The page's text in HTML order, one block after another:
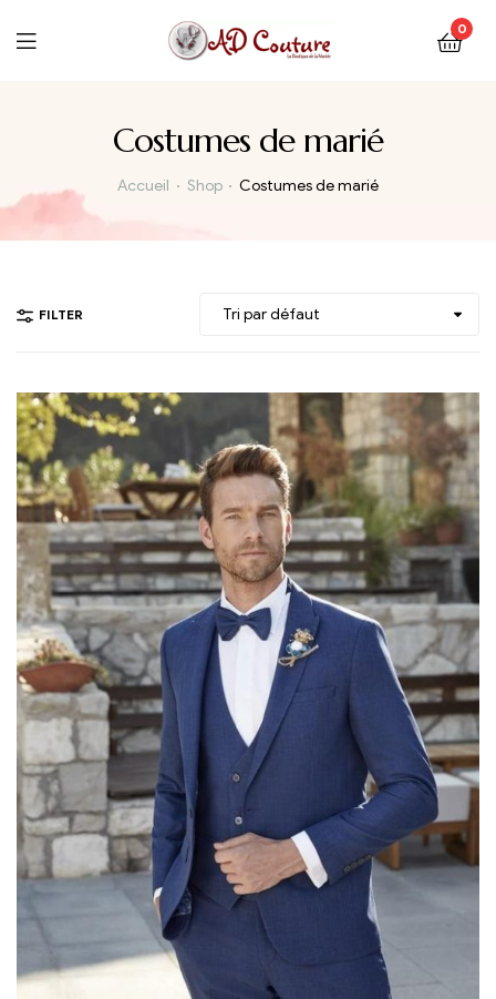
0
Costumes de marié
Accueil Shop Costumes de marié
FILTER